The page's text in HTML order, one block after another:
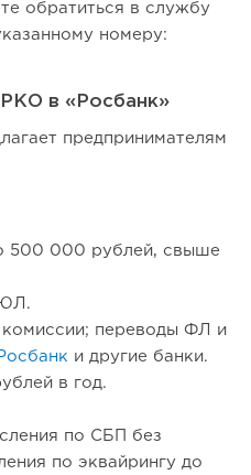
обратиться в службу
номеру:
в «Росбанк»
предпринимателям
500 000 рублей, свыше
ЮЛ.
переводы ФЛ и
и другие банки.
в год.
по СБП без
по эквайрингу до